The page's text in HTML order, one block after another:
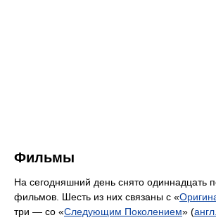
Фильмы
На сегодняшний день снято одиннадцать
фильмов. Шесть из них связаны с «
три — со «Следующим Поколением» (англ.